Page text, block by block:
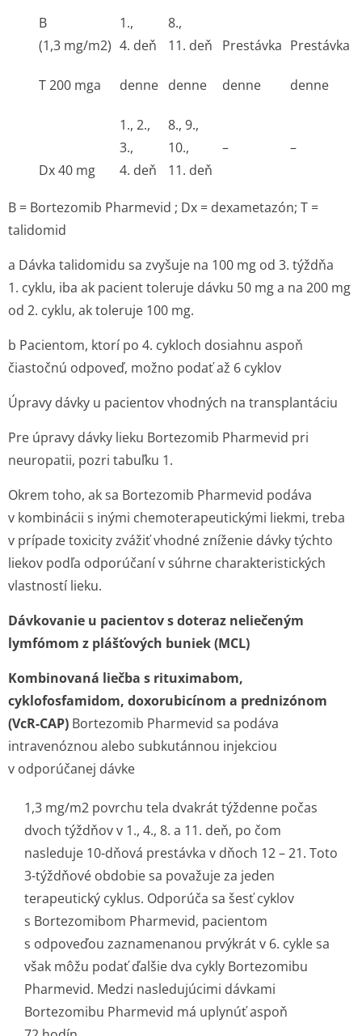
B
(1,3 mg/m2)
1.,
4. deň
8.,
11. deň
Prestávka Prestávka
T 200 mga denne denne denne denne
Dx 40 mg
1., 2.,
3.,
4. deň
8., 9.,
10.,
11. deň
– –
B = Bortezomib Pharmevid ; Dx = dexametazón; T =
talidomid
a Dávka talidomidu sa zvyšuje na 100 mg od 3. týždňa
1. cyklu, iba ak pacient toleruje dávku 50 mg a na 200 mg
od 2. cyklu, ak toleruje 100 mg.
b Pacientom, ktorí po 4. cykloch dosiahnu aspoň
čiastočnú odpoveď, možno podať až 6 cyklov
Úpravy dávky u pacientov vhodných na transplantáciu
Pre úpravy dávky lieku Bortezomib Pharmevid pri
neuropatii, pozri tabuľku 1.
Okrem toho, ak sa Bortezomib Pharmevid podáva
v kombinácii s inými chemoterapeutickými liekmi, treba
v prípade toxicity zvážiť vhodné zníženie dávky týchto
liekov podľa odporúčaní v súhrne charakteristických
vlastností lieku.
Dávkovanie u pacientov s doteraz neliečeným
lymfómom z plášťových buniek (MCL)
Kombinovaná liečba s rituximabom,
cyklofosfamidom, doxorubicínom a prednizónom
(VcR-CAP) Bortezomib Pharmevid sa podáva
intravenóznou alebo subkutánnou injekciou
v odporúčanej dávke
1,3 mg/m2 povrchu tela dvakrát týždenne počas
dvoch týždňov v 1., 4., 8. a 11. deň, po čom
nasleduje 10-dňová prestávka v dňoch 12 – 21. Toto
3-týždňové obdobie sa považuje za jeden
terapeutický cyklus. Odporúča sa šesť cyklov
s Bortezomibom Pharmevid, pacientom
s odpoveďou zaznamenanou prvýkrát v 6. cykle sa
však môžu podať ďalšie dva cykly Bortezomibu
Pharmevid. Medzi nasledujúcimi dávkami
Bortezomibu Pharmevid má uplynúť aspoň